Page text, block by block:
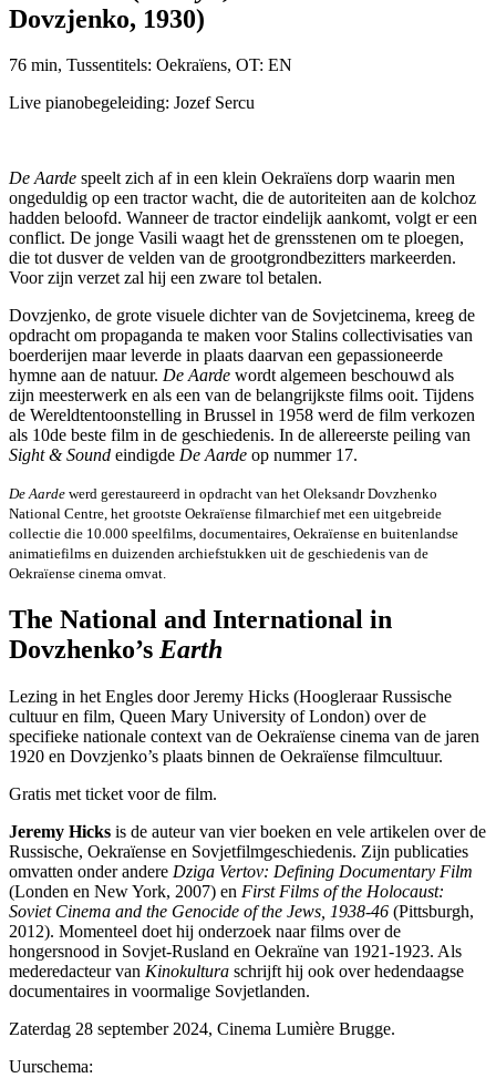
Dovzjenko, 1930)
76 min, Tussentitels: Oekraïens, OT: EN
Live pianobegeleiding: Jozef Sercu
De Aarde speelt zich af in een klein Oekraïens dorp waarin men
ongeduldig op een tractor wacht, die de autoriteiten aan de kolchoz
hadden beloofd. Wanneer de tractor eindelijk aankomt, volgt er een
conflict. De jonge Vasili waagt het de grensstenen om te ploegen,
die tot dusver de velden van de grootgrondbezitters markeerden.
Voor zijn verzet zal hij een zware tol betalen.
Dovzjenko, de grote visuele dichter van de Sovjetcinema, kreeg de
opdracht om propaganda te maken voor Stalins collectivisaties van
boerderijen maar leverde in plaats daarvan een gepassioneerde
hymne aan de natuur. De Aarde wordt algemeen beschouwd als
zijn meesterwerk en als een van de belangrijkste films ooit. Tijdens
de Wereldtentoonstelling in Brussel in 1958 werd de film verkozen
als 10de beste film in de geschiedenis. In de allereerste peiling van
Sight & Sound eindigde De Aarde op nummer 17.
De Aarde werd gerestaureerd in opdracht van het Oleksandr Dovzhenko
National Centre, het grootste Oekraïense filmarchief met een uitgebreide
collectie die 10.000 speelfilms, documentaires, Oekraïense en buitenlandse
animatiefilms en duizenden archiefstukken uit de geschiedenis van de
Oekraïense cinema omvat.
The National and International in
Dovzhenko’s Earth
Lezing in het Engles door Jeremy Hicks (Hoogleraar Russische
cultuur en film, Queen Mary University of London) over de
specifieke nationale context van de Oekraïense cinema van de jaren
1920 en Dovzjenko’s plaats binnen de Oekraïense filmcultuur.
Gratis met ticket voor de film.
Jeremy Hicks is de auteur van vier boeken en vele artikelen over de
Russische, Oekraïense en Sovjetfilmgeschiedenis. Zijn publicaties
omvatten onder andere Dziga Vertov: Defining Documentary Film
(Londen en New York, 2007) en First Films of the Holocaust:
Soviet Cinema and the Genocide of the Jews, 1938-46 (Pittsburgh,
2012). Momenteel doet hij onderzoek naar films over de
hongersnood in Sovjet-Rusland en Oekraïne van 1921-1923. Als
mederedacteur van Kinokultura schrijft hij ook over hedendaagse
documentaires in voormalige Sovjetlanden.
Zaterdag 28 september 2024, Cinema Lumière Brugge.
Uurschema: